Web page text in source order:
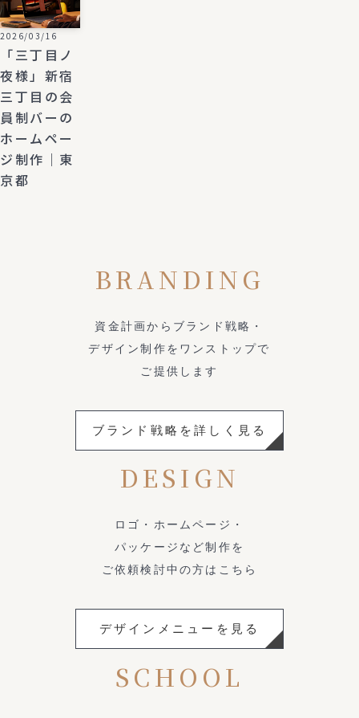
2026/03/16
「三丁目ノ
夜様」新宿
三丁目の会
員制バーの
ホームペー
ジ制作｜東
京都
BRANDING
資金計画からブランド戦略・
デザイン制作をワンストップで
ご提供します
ブランド戦略を詳しく見る
DESIGN
ロゴ・ホームページ・
パッケージなど制作を
ご依頼検討中の方はこちら
デザインメニューを見る
SCHOOL